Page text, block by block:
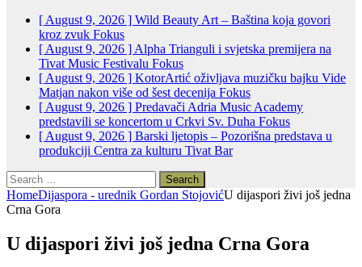
[ August 9, 2026 ] Wild Beauty Art – Baština koja govori
kroz zvuk Fokus
[ August 9, 2026 ] Alpha Trianguli i svjetska premijera na
Tivat Music Festivalu Fokus
[ August 9, 2026 ] KotorArtić oživljava muzičku bajku Vide
Matjan nakon više od šest decenija Fokus
[ August 9, 2026 ] Predavači Adria Music Academy
predstavili se koncertom u Crkvi Sv. Duha Fokus
[ August 9, 2026 ] Barski ljetopis – Pozorišna predstava u
produkciji Centra za kulturu Tivat Bar
Search
for:
HomeDijaspora - urednik Gordan StojovićU dijaspori živi još jedna
Crna Gora
U dijaspori živi još jedna Crna Gora